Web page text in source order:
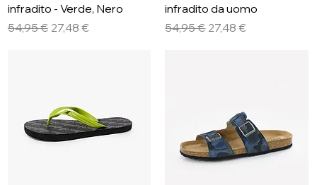
infradito - Verde, Nero
Prezzo regolare
54,95 € Prezzo scontato
27,48 €
infradito da uomo
Prezzo regolare
54,95 € Prezzo scontato
27,48 €